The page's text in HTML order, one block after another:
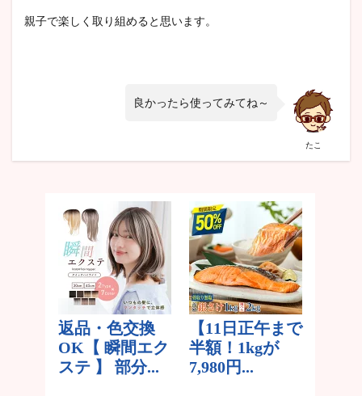
親子で楽しく取り組めると思います。
たこ
良かったら使ってみてね～